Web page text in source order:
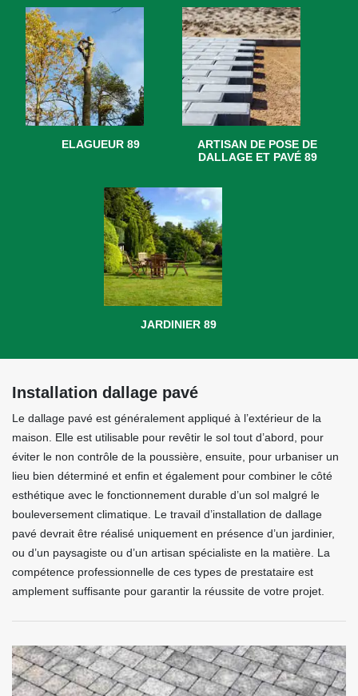
ELAGUEUR 89
ARTISAN DE POSE DE
DALLAGE ET PAVÉ 89
JARDINIER 89
Installation dallage pavé
Le dallage pavé est généralement appliqué à l’extérieur de la
maison. Elle est utilisable pour revêtir le sol tout d’abord, pour
éviter le non contrôle de la poussière, ensuite, pour urbaniser un
lieu bien déterminé et enfin et également pour combiner le côté
esthétique avec le fonctionnement durable d’un sol malgré le
bouleversement climatique. Le travail d’installation de dallage
pavé devrait être réalisé uniquement en présence d’un jardinier,
ou d’un paysagiste ou d’un artisan spécialiste en la matière. La
compétence professionnelle de ces types de prestataire est
amplement suffisante pour garantir la réussite de votre projet.